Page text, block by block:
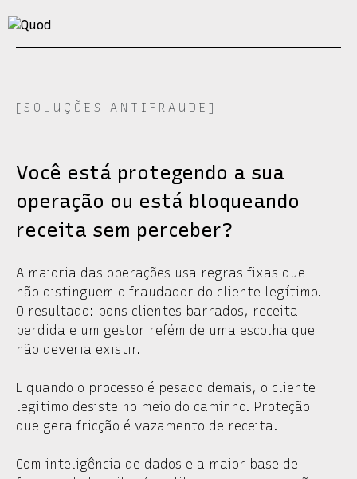
[SOLUÇÕES ANTIFRAUDE]
Você está protegendo a sua
operação ou está bloqueando
receita sem perceber?
A maioria das operações usa regras fixas que
não distinguem o fraudador do cliente legítimo.
O resultado: bons clientes barrados, receita
perdida e um gestor refém de uma escolha que
não deveria existir.
E quando o processo é pesado demais, o cliente
legitimo desiste no meio do caminho. Proteção
que gera fricção é vazamento de receita.
Com inteligência de dados e a maior base de